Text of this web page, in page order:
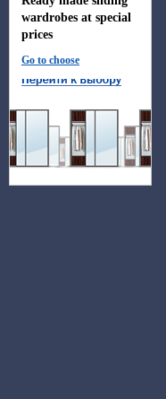
wardrobes at special
prices
Go to choose